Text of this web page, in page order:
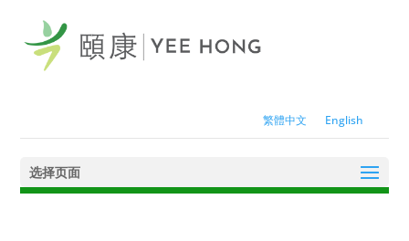
繁體中文 English
选择页面